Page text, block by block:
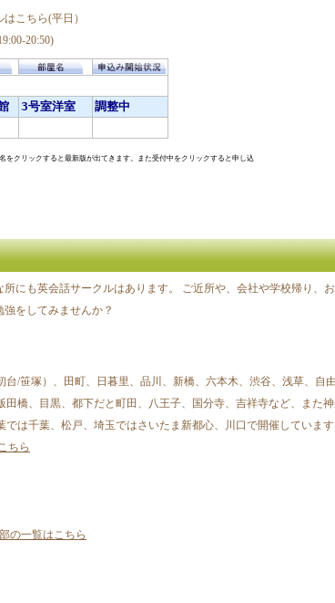
こちら(平日）
20:50)
にも英会話サークルはあります。 ご近所や、会社や学校帰り、
をしてみませんか？
/笹塚）、田町、日暮里、品川、新橋、六本木、渋谷、浅草、自
橋、目黒、都下だと町田、八王子、国分寺、吉祥寺など、また神
は千葉、松戸、埼玉ではさいたま新都心、川口で開催しています
ちら
の一覧はこちら